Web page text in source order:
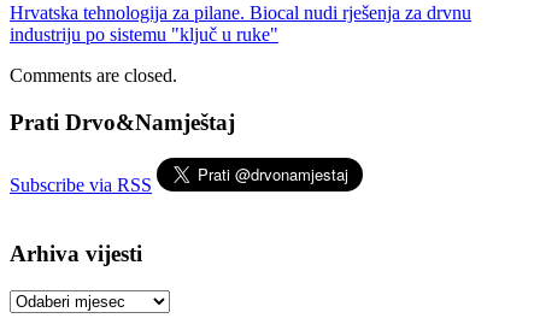
Hrvatska tehnologija za pilane. Biocal nudi rješenja za drvnu
industriju po sistemu "ključ u ruke"
Comments are closed.
Prati Drvo&Namještaj
Subscribe via RSS
Arhiva vijesti
Arhiva